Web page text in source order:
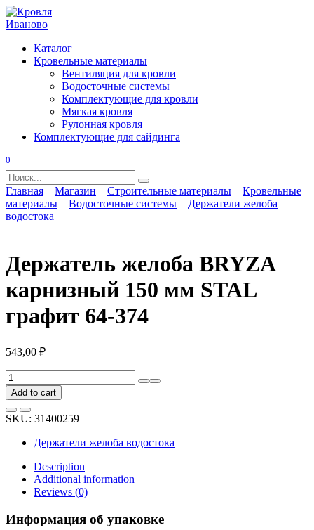
Перейти
к
Каталог
Кровельные материалы
Вентиляция для кровли
Водосточные системы
Комплектующие для кровли
Мягкая кровля
Рулонная кровля
Комплектующие для сайдинга
0
Search
for:
Главная Магазин Строительные материалы
Кровельные
материалы
Водосточные системы
Держатели желоба
водостока
Держатель желоба BRYZA
карнизный 150 мм STAL
графит 64-374
543,00 ₽
Держатель
желоба
BRYZA
карнизный
150
графит
Add to cart
SKU: 31400259
Держатели желоба водостока
Description
Additional information
Reviews (0)
Информация об упаковке